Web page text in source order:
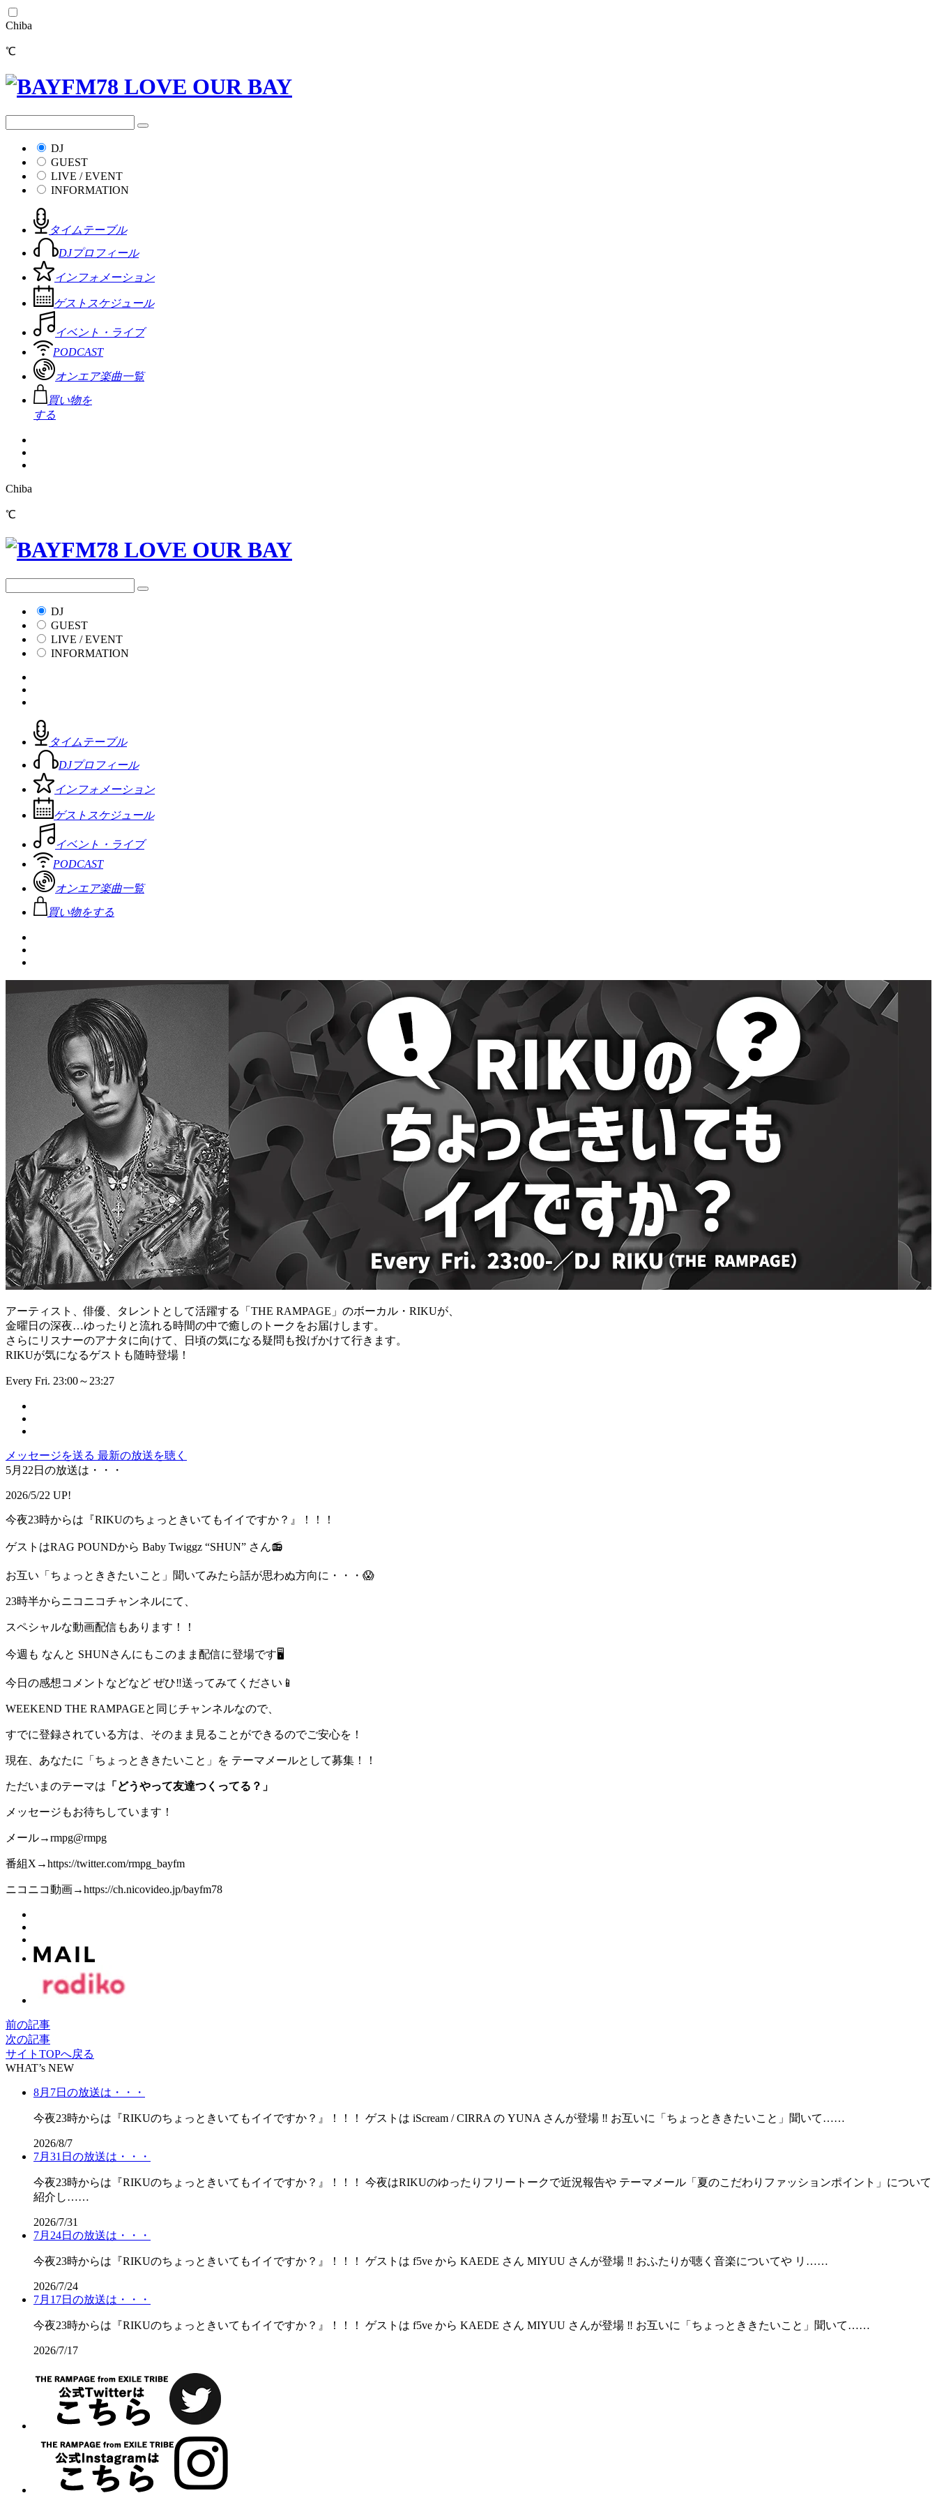
Chiba
℃
DJ
GUEST
LIVE / EVENT
INFORMATION
タイムテーブル
DJプロフィール
インフォメーション
ゲストスケジュール
イベント・ライブ
PODCAST
オンエア楽曲一覧
買い物を
する
Chiba
℃
DJ
GUEST
LIVE / EVENT
INFORMATION
タイムテーブル
DJプロフィール
インフォメーション
ゲストスケジュール
イベント・ライブ
PODCAST
オンエア楽曲一覧
買い物をする
アーティスト、俳優、タレントとして活躍する「THE RAMPAGE」のボーカル・RIKUが、
金曜日の深夜…ゆったりと流れる時間の中で癒しのトークをお届けします。
さらにリスナーのアナタに向けて、日頃の気になる疑問も投げかけて行きます。
RIKUが気になるゲストも随時登場！
Every Fri. 23:00～23:27
メッセージを送る 最新の放送を聴く
5月22日の放送は・・・
2026/5/22 UP!
今夜23時からは『RIKUのちょっときいてもイイですか？』！！！
ゲストはRAG POUNDから Baby Twiggz “SHUN” さん📻
お互い「ちょっとききたいこと」聞いてみたら話が思わぬ方向に・・・😱
23時半からニコニコチャンネルにて、
スペシャルな動画配信もあります！！
今週も なんと SHUNさんにもこのまま配信に登場です🖥
今日の感想コメントなどなど ぜひ‼️送ってみてください📱
WEEKEND THE RAMPAGEと同じチャンネルなので、
すでに登録されている方は、そのまま見ることができるのでご安心を！
現在、あなたに「ちょっとききたいこと」を テーマメールとして募集！！
ただいまのテーマは 「どうやって友達つくってる？」
メッセージもお待ちしています！
メール→rmpg@rmpg
番組X→https://twitter.com/rmpg_bayfm
ニコニコ動画→https://ch.nicovideo.jp/bayfm78
前の記事
次の記事
サイトTOPへ戻る
WHAT’s NEW
8月7日の放送は・・・
今夜23時からは『RIKUのちょっときいてもイイですか？』！！！ ゲストは iScream / CIRRA の YUNA さんが登場 ‼️ お互いに「ちょっとききたいこと」聞いて……
2026/8/7
7月31日の放送は・・・
今夜23時からは『RIKUのちょっときいてもイイですか？』！！！ 今夜はRIKUのゆったりフリートークで近況報告や テーマメール「夏のこだわりファッションポイント」について
紹介し……
2026/7/31
7月24日の放送は・・・
今夜23時からは『RIKUのちょっときいてもイイですか？』！！！ ゲストは f5ve から KAEDE さん MIYUU さんが登場 ‼️ おふたりが聴く音楽についてや リ……
2026/7/24
7月17日の放送は・・・
今夜23時からは『RIKUのちょっときいてもイイですか？』！！！ ゲストは f5ve から KAEDE さん MIYUU さんが登場 ‼️ お互いに「ちょっとききたいこと」聞いて……
2026/7/17